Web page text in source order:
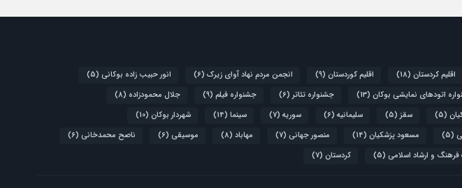
اقلیم کردستان (18) اقلیم کوردستان (9) انجمن مردم نهاد آوای زیرک (6) انور حبیب زاده بوکانی (5)
اتودهای نمایشی بوکان (13) جشنواره تئاتر (6) جشنواره فیلم (9) جلال محمودزاده (8)
(5) سقز (5) سلیمانیه (6) سوریه (7) سینما (14) شهردار بوکان (10)
(5) مسعود پزشکیان (14) منصور جهانی (7) مهاباد (8) موسیقی (6) ناصح محمدخانی (6)
فرهنگ و ارشاد اسلامی (5) کردستان (7)